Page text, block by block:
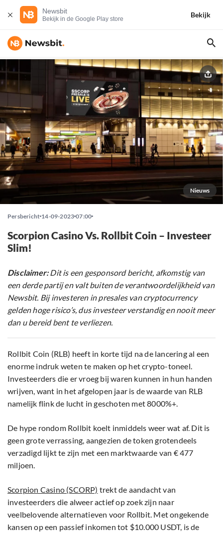
Newsbit
Bekijk in de Google Play store
Bekijk
Nieuws
Persbericht 14-09-2023 07:00
Scorpion Casino Vs. Rollbit Coin – Investeer
Slim!
Disclaimer:Dit is een gesponsord bericht, afkomstig van
een derde partij en valt buiten de verantwoordelijkheid van
Newsbit. Bij investeren in presales van cryptocurrency
gelden hoge risico’s, dus investeer verstandig en nooit meer
dan u bereid bent te verliezen.
Rollbit Coin (RLB) heeft in korte tijd na de lancering al een
enorme indruk weten te maken op het crypto-toneel.
Investeerders die er vroeg bij waren kunnen in hun handen
wrijven, want in het afgelopen jaar is de waarde van RLB
namelijk flink de lucht in geschoten met 8000%+.
De hype rondom Rollbit koelt inmiddels weer wat af. Dit is
geen grote verrassing, aangezien de token grotendeels
verzadigd lijkt te zijn met een marktwaarde van € 477
miljoen.
Scorpion Casino (SCORP) trekt de aandacht van
investeerders die alweer actief op zoek zijn naar
veelbelovende alternatieven voor Rollbit. Met ongekende
kansen op een passief inkomen tot $10.000 USDT, is de